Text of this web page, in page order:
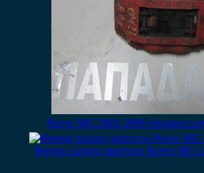
Rover MG 2001-2006 δαγκανα
Φαναρι εμπρος αριστερο Rover MG